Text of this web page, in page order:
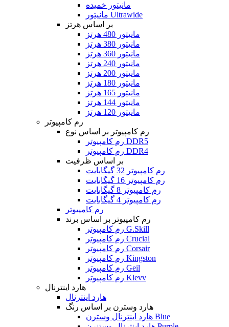
مانیتور خمیده
مانیتور Ultrawide
بر اساس هرتز
مانیتور 480 هرتز
مانیتور 380 هرتز
مانیتور 360 هرتز
مانیتور 240 هرتز
مانیتور 200 هرتز
مانیتور 180 هرتز
مانیتور 165 هرتز
مانیتور 144 هرتز
مانیتور 120 هرتز
رم کامپیوتر
رم کامپیوتر بر اساس نوع
رم کامپیوتر DDR5
رم کامپیوتر DDR4
بر اساس ظرفیت
رم کامپیوتر 32 گیگابایت
رم کامپیوتر 16 گیگابایت
رم کامپیوتر 8 گیگابایت
رم کامپیوتر 4 گیگابایت
رم کامپیوتر
رم کامپیوتر بر اساس برند
رم کامپیوتر G.Skill
رم کامپیوتر Crucial
رم کامپیوتر Corsair
رم کامپیوتر Kingston
رم کامپیوتر Geil
رم کامپیوتر Klevv
هارد اینترنال
هارد اینترنال
هارد وسترن بر اساس رنگ
هارد اینترنال وسترن Blue